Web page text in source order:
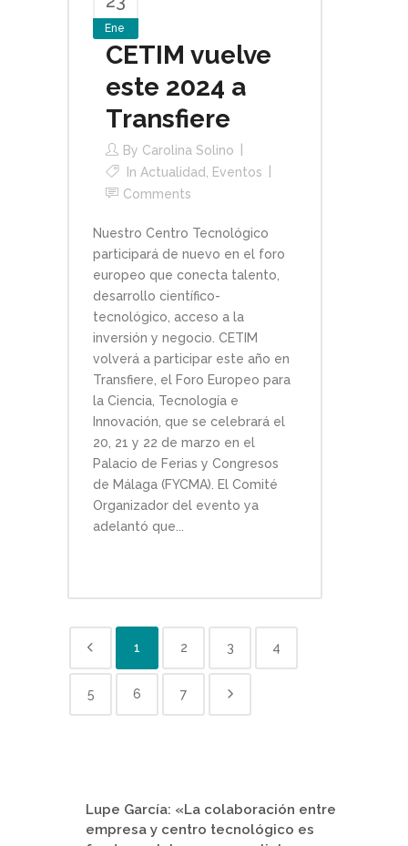
Ene
CETIM vuelve
este 2024 a
Transfiere
By Carolina Solino
In Actualidad, Eventos
Comments
Nuestro Centro Tecnológico
participará de nuevo en el foro
europeo que conecta talento,
desarrollo científico-
tecnológico, acceso a la
inversión y negocio. CETIM
volverá a participar este año en
Transfiere, el Foro Europeo para
la Ciencia, Tecnología e
Innovación, que se celebrará el
20, 21 y 22 de marzo en el
Palacio de Ferias y Congresos
de Málaga (FYCMA). El Comité
Organizador del evento ya
adelantó que...
1 2 3 4
5 6 7
Lupe García: «La colaboración entre
empresa y centro tecnológico es